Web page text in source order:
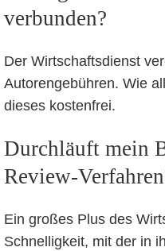
verbunden?
Der Wirtschaftsdienst
Autorengebühren. Wie
dieses kostenfrei.
Durchläuft mein
Review-
Ein großes Plus des
Schnelligkeit, mit der in